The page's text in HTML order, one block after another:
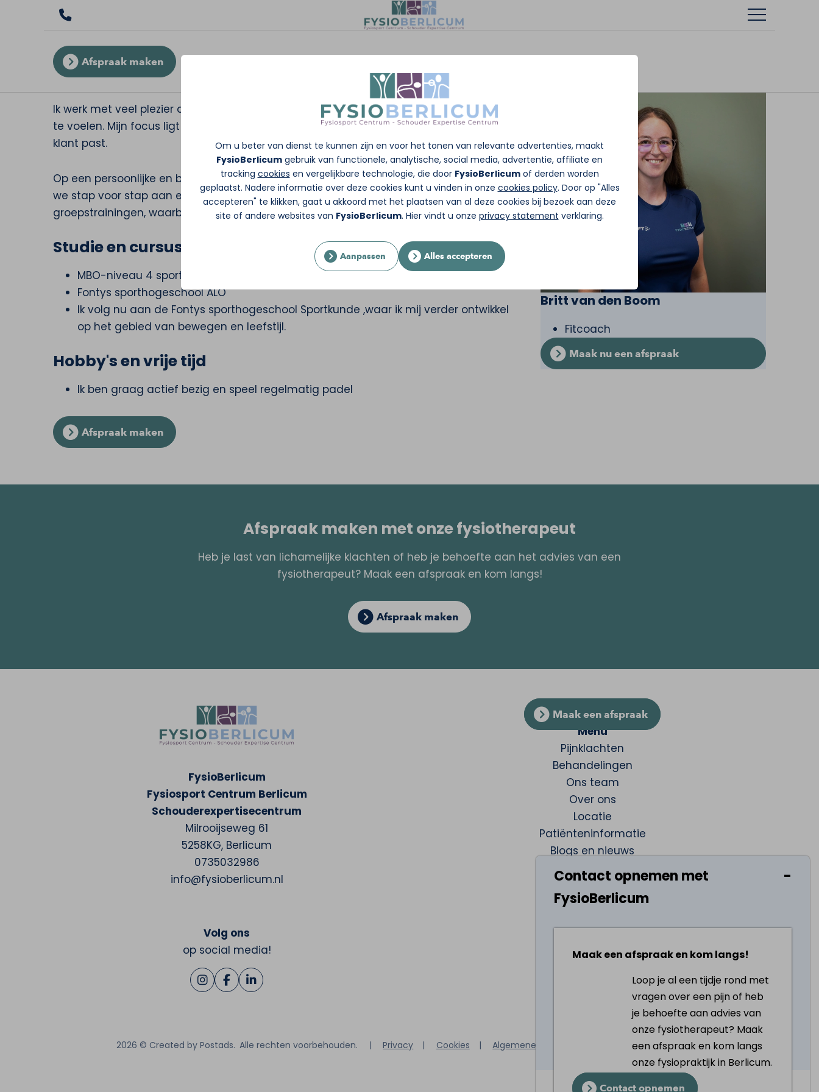
Om u beter van dienst te kunnen zijn en voor het tonen van relevante advertenties, maakt
FysioBerlicum gebruik van functionele, analytische, social media, advertentie, affiliate en
tracking cookies en vergelijkbare technologie, die door FysioBerlicumof derden worden
geplaatst. Nadere informatie over deze cookies kunt u vinden in onze cookies policy. Door op "Alles
accepteren" te klikken, gaat u akkoord met het plaatsen van al deze cookies bij bezoek aan deze
site of andere websites van FysioBerlicum. Hier vindt u onze privacy statement verklaring.
Aanpassen Alles accepteren
Afspraak maken
Britt van den Boom - Fitcoach
Ik werk met veel plezier als fitcoach en help mensen om zich fitter, sterker en energieker
te voelen. Mijn focus ligt op het creëren van een gezonde en duurzame leefstijl die bij de
klant past.
Op een persoonlijke en betrokken manier kijken we samen naar jouw doelen en werken
we stap voor stap aan een resultaat dat blijvend is. Daarnaast geef ik met veel energie
groepstrainingen, waarbij ik je motiveer om het beste uit jezelf te halen.
Studie en cursussen
MBO-niveau 4 sport en bewegen (uitstroom bewegingsagogie)
Fontys sporthogeschool ALO
Ik volg nu aan de Fontys sporthogeschool Sportkunde ,waar ik mij verder ontwikkel
op het gebied van bewegen en leefstijl.
Hobby's en vrije tijd
Ik ben graag actief bezig en speel regelmatig padel
Afspraak maken
Britt van den Boom
Fitcoach
Maak nu een afspraak
Afspraak maken met onze fysiotherapeut
Heb je last van lichamelijke klachten of heb je behoefte aan het advies van een
fysiotherapeut? Maak een afspraak en kom langs!
Afspraak maken
FysioBerlicum
Fysiosport Centrum Berlicum
Schouderexpertisecentrum
Milrooijseweg 61
5258KG, Berlicum
0735032986
info@fysioberlicum.nl
Maak een afspraak
Menu
Pijnklachten
Behandelingen
Ons team
Over ons
Locatie
Patiënteninformatie
Blogs en nieuws
Volg ons
op social media!
2026 © Created by Postads. Alle rechten voorbehouden. | Privacy | Cookies | Algemene voorwaarden Cookies aanpassen
Contact opnemen met
FysioBerlicum
Maak een afspraak en kom langs!
Loop je al een tijdje rond met
vragen over een pijn of heb
je behoefte aan advies van
onze fysiotherapeut? Maak
een afspraak en kom langs
onze fysiopraktijk in Berlicum.
Contact opnemen